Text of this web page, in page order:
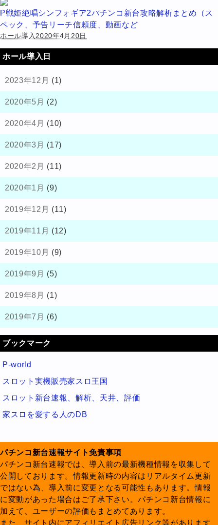
P戦姫絶唱シンフォギア2パチンコ新台攻略解析まとめ（ス
ペック、予告リーチ信頼度、動画など
ホール導入2020年4月20日
ホール導入日
2023年12月 (1)
2020年5月 (2)
2020年4月 (10)
2020年3月 (17)
2020年2月 (11)
2020年1月 (9)
2019年12月 (11)
2019年11月 (12)
2019年10月 (9)
2019年9月 (5)
2019年8月 (1)
2019年7月 (6)
ブックマーク
P-world
スロット実機販売家スロ王国
スロット新台速報、解析、天井、評価
家スロを愛する人のDB
パチンコ新台速報サイト免責事項
パチンコ新台速報では、導入前の最新機種情報を収集して
公開しております。情報更新時の内容はリアルタイム更新
ではない為、導入前に変更となる可能性もあります。情報
に変動があった場合はご了承下さい。パチンコ新台情報に
加えて、ユーザーの評価もまとめてあります。
また、サイト内にアフィリエイト広告リンク等があります